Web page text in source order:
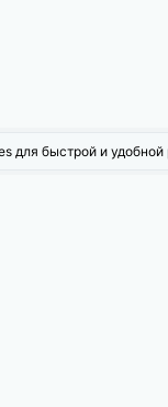
для быстрой и